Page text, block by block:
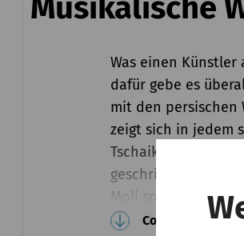
Musikalische
Was einen
dafür gebe es
mit den persischen
zeigt sich in jedem
Tschaikowskys
geschriebenen und
Moll sowie den
An der Grenze von
Continue reading